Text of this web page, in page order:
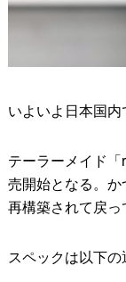
いよいよ日本国内
テーラーメイド
売開始となる。か
再構築されて戻っ
スペックは以下の